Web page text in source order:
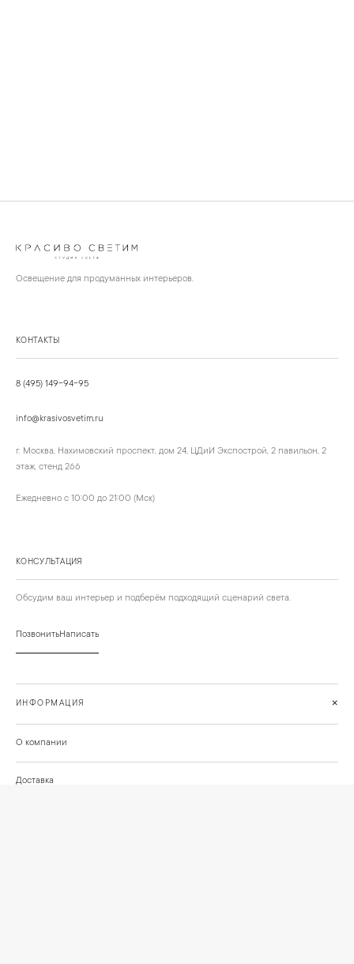
Освещение для продуманных интерьеров.
КОНТАКТЫ
8 (495) 149-94-95
info@krasivosvetim.ru
г. Москва, Нахимовский проспект, дом 24, ЦДиИ Экспострой, 2 павильон, 2
этаж, стенд 266
Ежедневно с 10:00 до 21:00 (Мск)
КОНСУЛЬТАЦИЯ
Обсудим ваш интерьер и подберём подходящий сценарий света.
ПозвонитьНаписать
ИНФОРМАЦИЯ +
О компании
Доставка